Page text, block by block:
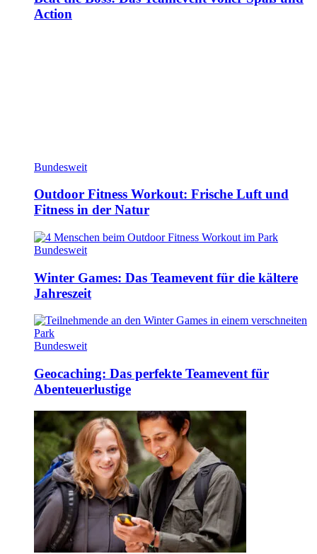
Action
Bundesweit
Outdoor Fitness Workout: Frische Luft und
Fitness in der Natur
Bundesweit
Winter Games: Das Teamevent für die kältere
Jahreszeit
Bundesweit
Geocaching: Das perfekte Teamevent für
Abenteuerlustige